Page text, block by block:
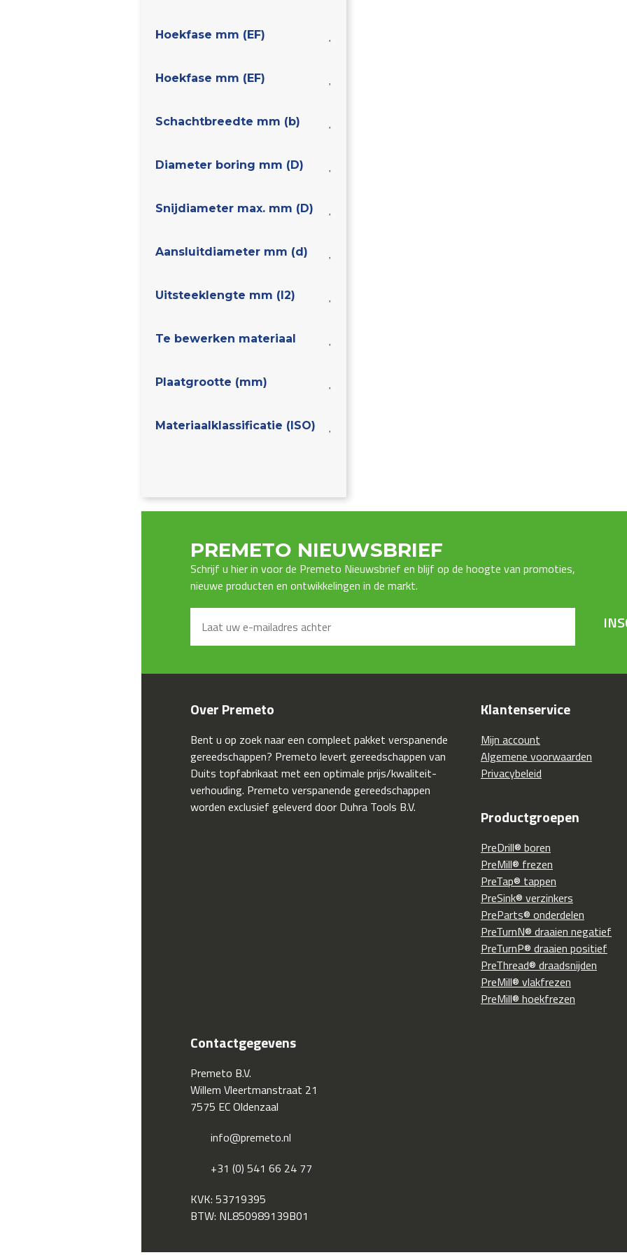
Hoekfase mm (EF)
Hoekfase mm (EF)
Schachtbreedte mm (b)
Diameter boring mm (D)
Snijdiameter max. mm (D)
Aansluitdiameter mm (d)
Uitsteeklengte mm (l2)
Te bewerken materiaal
Plaatgrootte (mm)
Materiaalklassificatie (ISO)
PREMETO NIEUWSBRIEF
Schrijf u hier in voor de Premeto Nieuwsbrief en blijf op de hoogte van promoties,
nieuwe producten en ontwikkelingen in de markt.
Over Premeto
Bent u op zoek naar een compleet pakket verspanende
gereedschappen? Premeto levert gereedschappen van
Duits topfabrikaat met een optimale prijs/kwaliteit-
verhouding. Premeto verspanende gereedschappen
worden exclusief geleverd door Duhra Tools B.V.
Klantenservice
Mijn account
Algemene voorwaarden
Privacybeleid
Productgroepen
PreDrill® boren
PreMill® frezen
PreTap® tappen
PreSink® verzinkers
PreParts® onderdelen
PreTurnN® draaien negatief
PreTurnP® draaien positief
PreThread® draadsnijden
PreMill® vlakfrezen
PreMill® hoekfrezen
Contactgegevens
Premeto B.V.
Willem Vleertmanstraat 21
7575 EC Oldenzaal
info@premeto.nl
+31 (0) 541 66 24 77
KVK: 53719395
BTW: NL850989139B01